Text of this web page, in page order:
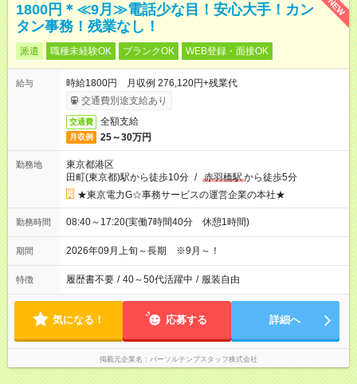
NEW
1800円＊≪9月≫電話少な目！安心大手！カン
タン事務！残業なし！
派遣 職種未経験OK ブランクOK WEB登録・面接OK
給与
時給1800円 月収例 276,120円+残業代
交通費別途支給あり
交通費 全額支給
月収例 25～30万円
勤務地
東京都港区
田町(東京都)駅から徒歩10分 / 赤羽橋駅から徒歩5分
★東京電力G☆事務サービスの運営企業の本社★
勤務時間 08:40～17:20(実働7時間40分 休憩1時間)
期間 2026年09月上旬～長期 ※9月～！
特徴 履歴書不要 / 40～50代活躍中 / 服装自由
気になる！ 応募する 詳細へ
掲載元企業名 パーソルテンプスタッフ株式会社